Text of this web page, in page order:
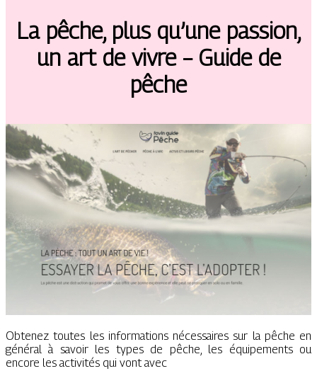
La pêche, plus qu’une passion,
un art de vivre – Guide de
pêche
Obtenez toutes les informations nécessaires sur la pêche en
général à savoir les types de pêche, les équipements ou
encore les activités qui vont avec